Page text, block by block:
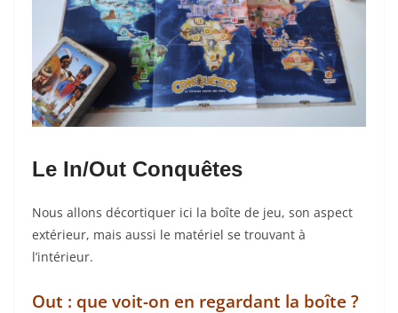
Le In/Out Conquêtes
Nous allons décortiquer ici la boîte de jeu, son aspect
extérieur, mais aussi le matériel se trouvant à
l’intérieur.
Out : que voit-on en regardant la boîte ?